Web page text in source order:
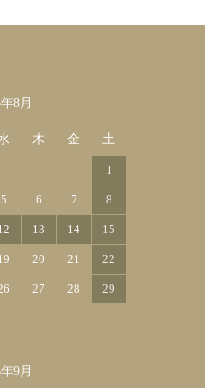
8月
木 金 土
1
5 6 7 8
13 14 15
20 21 22
27 28 29
9月